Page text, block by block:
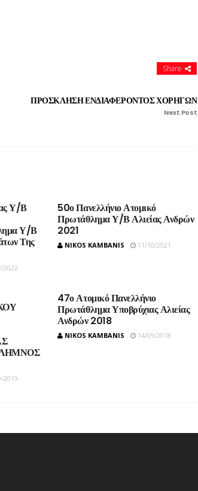
Share
ΠΡΟΣΚΛΗΣΗ ΕΝΔΙΑΦΕΡΟΝΤΟΣ ΧΟΡΗΓΩΝ
Next Post
Υ/Β
Υ/Β
Της
2022
50ο Πανελλήνιο Ατομικό
Πρωτάθλημα Υ/Β Αλιείας Ανδρών
2021
NIKOS KAMBANIS 11/10/2021
2019
47ο Ατομικό Πανελλήνιο
Πρωτάθλημα Υποβρύχιας Αλιείας
Ανδρών 2018
NIKOS KAMBANIS 14/09/2018